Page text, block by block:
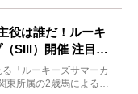
役は誰だ！ルーキ
SIII）開催 注目馬
ク
「ルーキーズサマーカ
東所属の2歳馬による注